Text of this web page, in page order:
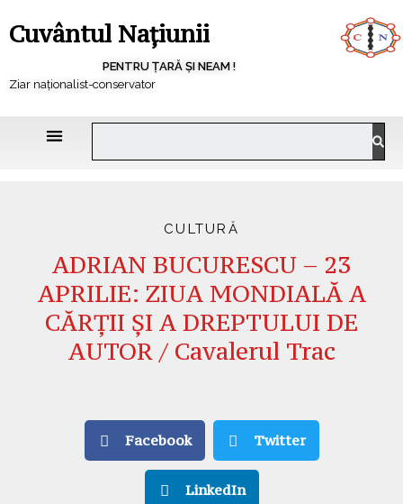
Cuvântul Națiunii
PENTRU ȚARĂ ȘI NEAM !
Ziar naționalist-conservator
CULTURĂ
ADRIAN BUCURESCU – 23
APRILIE: ZIUA MONDIALĂ A
CĂRŢII ŞI A DREPTULUI DE
AUTOR / Cavalerul Trac
Facebook Twitter
LinkedIn